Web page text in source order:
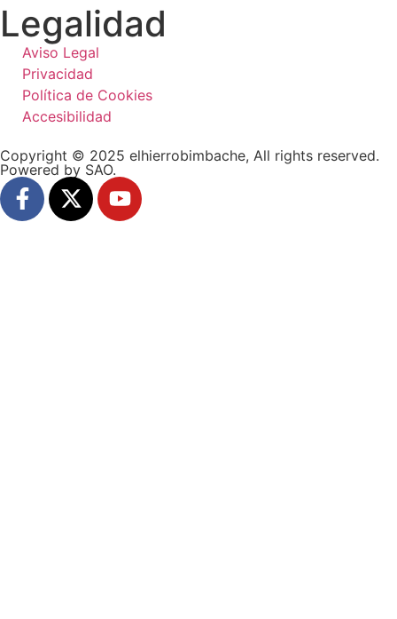
Legalidad
Aviso Legal
Privacidad
Política de Cookies
Accesibilidad
Copyright © 2025 elhierrobimbache, All rights reserved.
Powered by SAO.